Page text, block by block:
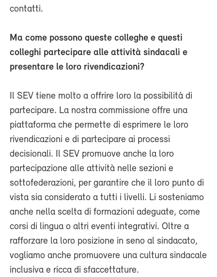
contatti.
Ma come possono queste colleghe e questi
colleghi partecipare alle attività sindacali e
presentare le loro rivendicazioni?
Il SEV tiene molto a offrire loro la possibilità di
partecipare. La nostra commissione offre una
piattaforma che permette di esprimere le loro
rivendicazioni e di partecipare ai processi
decisionali. Il SEV promuove anche la loro
partecipazione alle attività nelle sezioni e
sottofederazioni, per garantire che il loro punto di
vista sia considerato a tutti i livelli. Li sosteniamo
anche nella scelta di formazioni adeguate, come
corsi di lingua o altri eventi integrativi. Oltre a
rafforzare la loro posizione in seno al sindacato,
vogliamo anche promuovere una cultura sindacale
inclusiva e ricca di sfaccettature.